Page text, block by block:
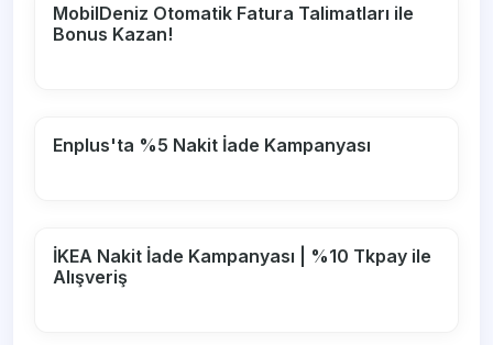
MobilDeniz Otomatik Fatura Talimatları ile
Bonus Kazan!
Enplus'ta %5 Nakit İade Kampanyası
İKEA Nakit İade Kampanyası | %10 Tkpay ile
Alışveriş